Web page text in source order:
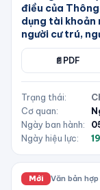
điều của
dụng tài khoản
người cư trú,
📄 PDF
Trạng thái:
Cơ quan:
Ngày ban hành:
Ngày hiệu lực:
Mới Văn bản